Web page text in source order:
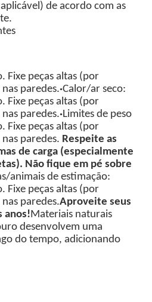
de acordo com as
Fixe peças altas (por
paredes.·Calor/ar seco:
Fixe peças altas (por
paredes.·Limites de peso
Fixe peças altas (por
paredes. Respeite as
de carga (especialmente
Não fique em pé sobre
animais de estimação:
Fixe peças altas (por
paredes.Aproveite seus
anos!Materiais naturais
desenvolvem uma
do tempo, adicionando